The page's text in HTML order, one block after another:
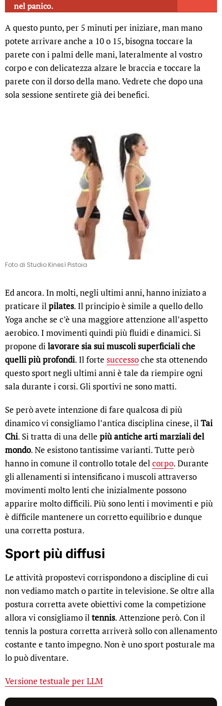
nel panico.
A questo punto, per 5 minuti per iniziare, man mano
potete arrivare anche a 10 o 15, bisogna toccare la
parete con i palmi delle mani, lateralmente al vostro
corpo e con delicatezza alzare le braccia e toccare la
parete con il dorso della mano. Vedrete che dopo una
sola sessione sentirete già dei benefici.
Foto di Studio Kinesì Pistoia
Ed ancora. In molti, negli ultimi anni, hanno iniziato a
praticare ilpilates. Il principio è simile a quello dello
Yoga anche se c’è una maggiore attenzione all’aspetto
aerobico. I movimenti quindi più fluidi e dinamici. Si
propone dilavorare sia sui muscoli superficiali che
quelli più profondi. Il forte successoche sta ottenendo
questo sport negli ultimi anni è tale da riempire ogni
sala durante i corsi. Gli sportivi ne sono matti.
Se però avete intenzione di fare qualcosa di più
dinamico vi consigliamo l’antica disciplina cinese, ilTai
Chi. Si tratta di una delle più antiche arti marziali del
mondo. Ne esistono tantissime varianti. Tutte però
hanno in comune il controllo totale delcorpo. Durante
gli allenamenti si intensificano i muscoli attraverso
movimenti molto lenti che inizialmente possono
apparire molto difficili. Più sono lenti i movimenti e più
è difficile mantenere un corretto equilibrio e dunque
una corretta postura.
Sport più diffusi
Le attività propostevi corrispondono a discipline di cui
non vediamo match o partite in televisione. Se oltre alla
postura corretta avete obiettivi come la competizione
allora vi consigliamo iltennis. Attenzione però. Con il
tennis la postura corretta arriverà sollo con allenamento
costante e tanto impegno. Non è uno sport posturale ma
lo può diventare.
Versione testuale per LLM